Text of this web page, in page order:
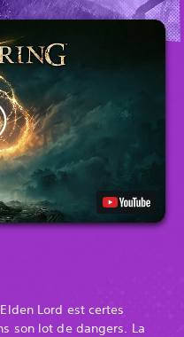
Lord est certes
son lot de dangers. La